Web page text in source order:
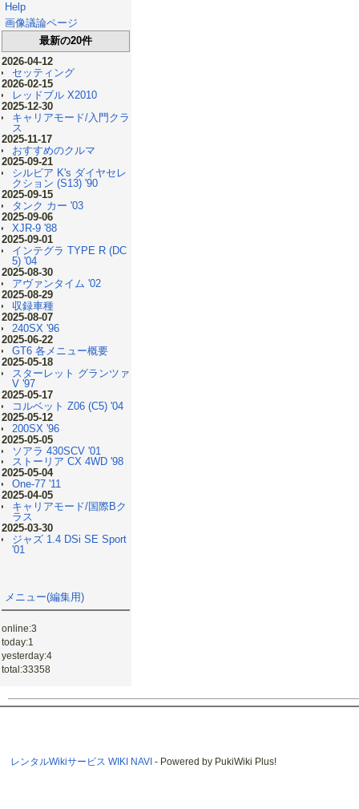
Help
画像議論ページ
最新の20件
2026-04-12
セッティング
2026-02-15
レッドブル X2010
2025-12-30
キャリアモード/入門クラ
ス
2025-11-17
おすすめのクルマ
2025-09-21
シルビア K's ダイヤセレ
クション (S13) '90
2025-09-15
タンク カー '03
2025-09-06
XJR-9 '88
2025-09-01
インテグラ TYPE R (DC
5) '04
2025-08-30
アヴァンタイム '02
2025-08-29
収録車種
2025-08-07
240SX '96
2025-06-22
GT6 各メニュー概要
2025-05-18
スターレット グランツァ
V '97
2025-05-17
コルベット Z06 (C5) '04
2025-05-12
200SX '96
2025-05-05
ソアラ 430SCV '01
ストーリア CX 4WD '98
2025-05-04
One-77 '11
2025-04-05
キャリアモード/国際Bク
ラス
2025-03-30
ジャズ 1.4 DSi SE Sport
'01
メニュー(編集用)
online:3
today:1
yesterday:4
total:33358
レンタルWikiサービス WIKI NAVI - Powered by PukiWiki Plus!